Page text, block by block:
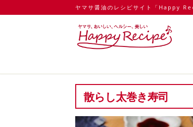
ヤマサ醤油のレシピサイト「Happy
散らし太巻き寿司